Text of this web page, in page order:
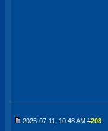
2025-07-11, 10:48 AM #208